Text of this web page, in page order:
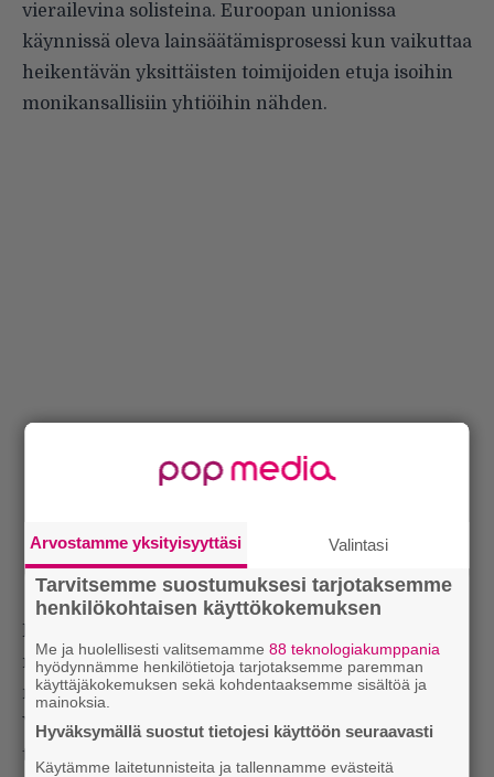
vierailevina solisteina. Euroopan unionissa
käynnissä oleva lainsäätämisprosessi kun vaikuttaa
heikentävän yksittäisten toimijoiden etuja isoihin
monikansallisiin yhtiöihin nähden.
Hienoja hetkiä oli muun muassa, kun kolmikko sai
rinnalleenEstonian Voicesin– yhdessä heistä
muodostui todellisen virolainen superyhtye.
Yleisö osallistui skottibändi Hó-rón keikkaan
tanssillisin aktiviteetein.
Arvostamme yksityisyyttäsi Valintasi
Tarvitsemme suostumuksesi tarjotaksemme
henkilökohtaisen käyttökokemuksen
Me ja huolellisesti valitsemamme88 teknologiakumppania
hyödynnämme henkilötietoja tarjotaksemme paremman
käyttäjäkokemuksen sekä kohdentaaksemme sisältöä ja
mainoksia.
Hyväksymällä suostut tietojesi käyttöön seuraavasti
Käytämme laitetunnisteita ja tallennamme evästeitä